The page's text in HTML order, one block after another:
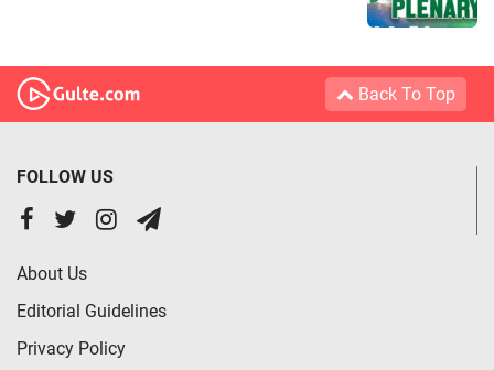
Back To Top
FOLLOW US
About Us
Editorial Guidelines
Privacy Policy